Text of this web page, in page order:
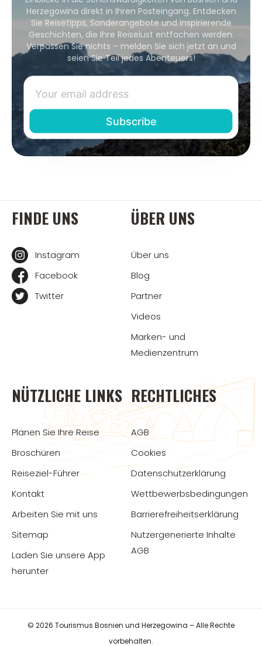
Herzegowina direkt in Ihren Posteingang. Entdecken
Sie Reisetipps, Sonderangebote und inspirierende
Geschichten, die Ihre Reiselust entfachen werden.
Verpassen Sie nichts – melden Sie sich jetzt an und
seien Sie Teil jedes Abenteuers!
FINDE UNS
Instagram
Facebook
Twitter
ÜBER UNS
Über uns
Blog
Partner
Videos
Marken- und
Medienzentrum
NÜTZLICHE LINKS
Planen Sie Ihre Reise
Broschüren
Reiseziel-Führer
Kontakt
Arbeiten Sie mit uns
Sitemap
Laden Sie unsere App
herunter
RECHTLICHES
AGB
Cookies
Datenschutzerklärung
Wettbewerbsbedingungen
Barrierefreiheitserklärung
Nutzergenerierte Inhalte
AGB
© 2026 Tourismus Bosnien und Herzegowina – Alle Rechte
vorbehalten.